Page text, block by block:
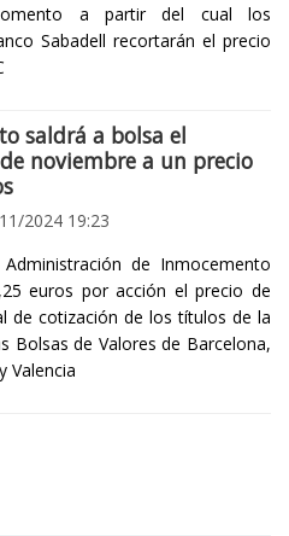
a partir del cual los
Sabadell recortarán el precio
saldrá a bolsa el
noviembre a un precio
2024 19:23
de Inmocemento
euros por acción el precio de
de cotización de los títulos de la
Bolsas de Valores de Barcelona,
Valencia